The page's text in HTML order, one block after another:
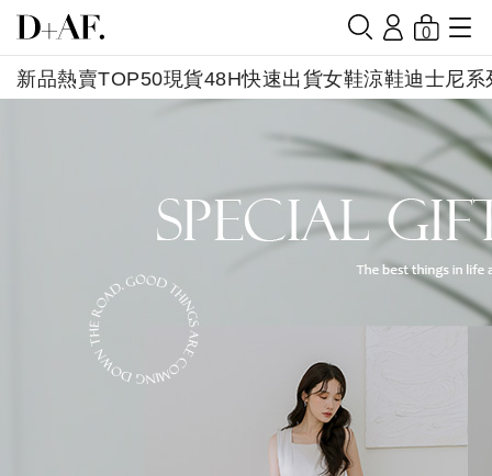
新品熱賣TOP50現貨48H快速出貨女鞋涼鞋迪士尼系
0